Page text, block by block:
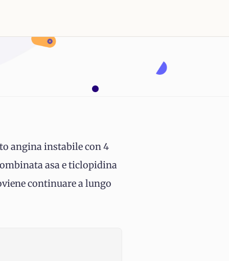
angina instabile con 4
asa e ticlopidina
continuare a lungo